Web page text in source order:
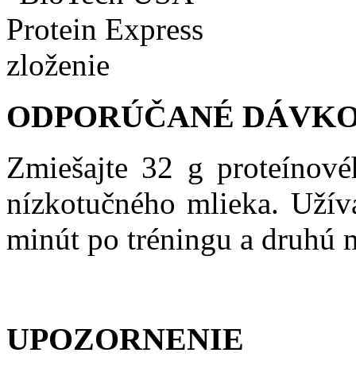
ODPORÚČANÉ
Zmiešajte 32 g
nízkotučného mlieka.
minút po tréningu a druhú
UPOZORNENIE